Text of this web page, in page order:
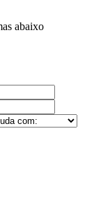
abaixo